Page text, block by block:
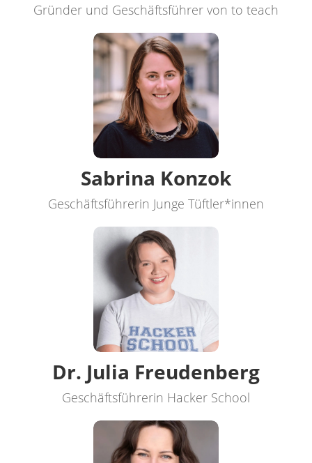
Gründer und Geschäftsführer von to teach
Sabrina Konzok
Geschäftsführerin Junge Tüftler*innen
Dr. Julia Freudenberg
Geschäftsführerin Hacker School